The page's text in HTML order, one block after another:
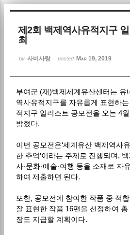
제2회 백제역사유적지구
최
by 사비사랑 posted Mar 19, 2019
부여군 (재)백제세계유산센터는 유
역사유적지구를 자유롭게 표현하
적지구 일러스트 공모전을 오는 4
밝혔다.
이번 공모전은‘세계유산 백제역사
한 추억’이라는 주제로 진행되며,
사·문화·예술·여행 등을 소재로 자
하여 제출하면 된다.
또한, 공모전에 참여한 작품 중 적
잘 표현한 작품 16편을 선정하여
장도 지급할 계획이다.
Sketchbook5, 스
Sketchbook5, 스